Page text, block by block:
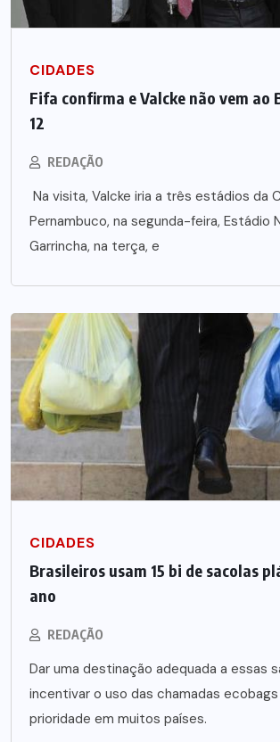
CIDADES
Fifa confirma e Valcke não vem ao
12
REDAÇÃO
Na visita, Valcke iria a três estádios da
Pernambuco, na segunda-feira, Estádio
Garrincha, na terça, e
CIDADES
Brasileiros usam 15 bi de sacolas
ano
REDAÇÃO
Dar uma destinação adequada a essas
incentivar o uso das chamadas
prioridade em muitos países.